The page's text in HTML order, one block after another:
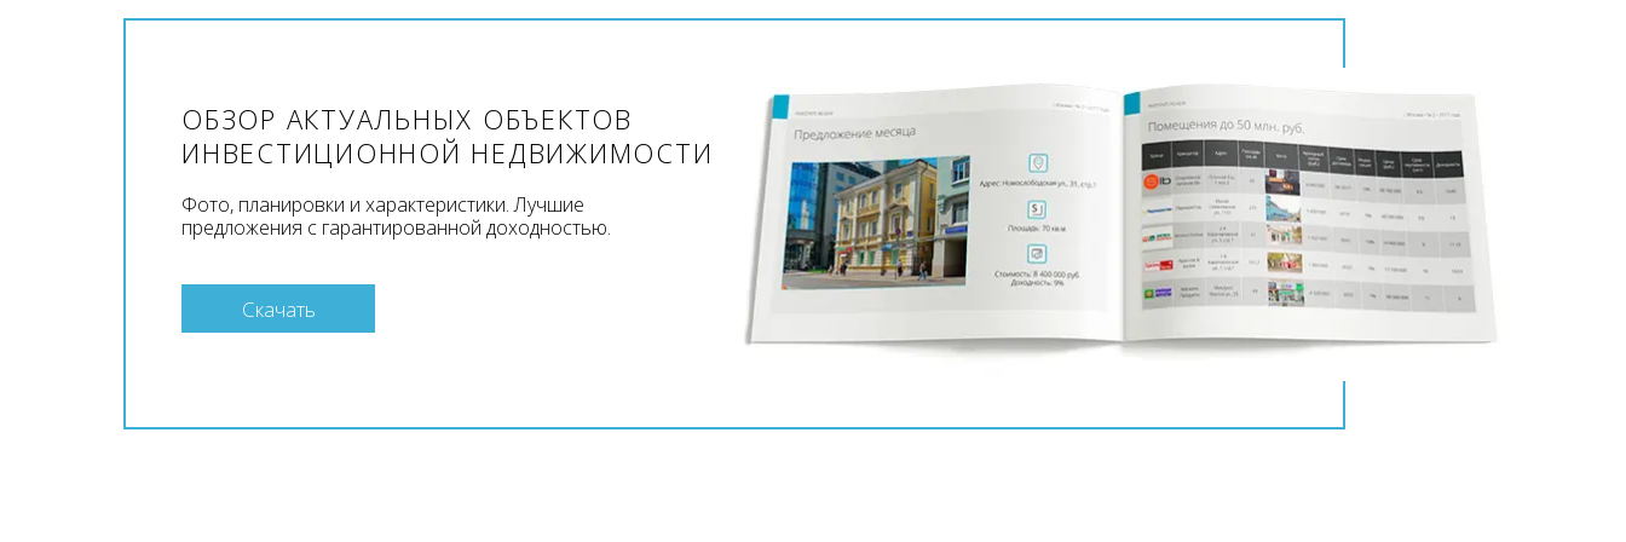
ОБЗОР АКТУАЛЬНЫХ ОБЪЕКТОВ
ИНВЕСТИЦИОННОЙ НЕДВИЖИМОСТИ
Фото, планировки и характеристики. Лучшие
предложения с гарантированной доходностью.
Скачать